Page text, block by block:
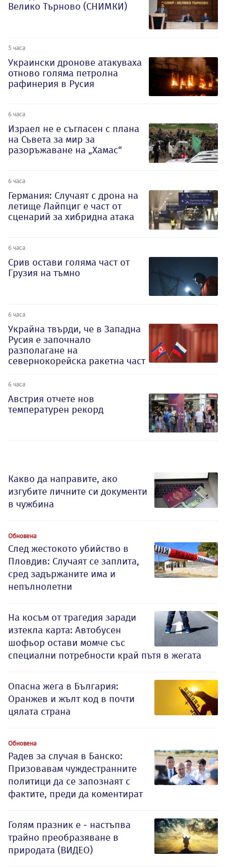
Велико Търново (СНИМКИ)
5 часа
Украински дронове атакуваха
отново голяма петролна
рафинерия в Русия
6 часа
Израел не е съгласен с плана
на Съвета за мир за
разоръжаване на „Хамас“
6 часа
Германия: Случаят с дрона на
летище Лайпциг е част от
сценарий за хибридна атака
6 часа
Срив остави голяма част от
Грузия на тъмно
6 часа
Украйна твърди, че в Западна
Русия е започнало
разполагане на
севернокорейска ракетна част
6 часа
Австрия отчете нов
температурен рекорд
Какво да направите, ако
изгубите личните си документи
в чужбина
Обновена
След жестокото убийство в
Пловдив: Случаят се заплита,
сред задържаните има и
непълнолетни
На косъм от трагедия заради
изтекла карта: Автобусен
шофьор остави момче със
специални потребности край пътя в жегата
Опасна жега в България:
Оранжев и жълт код в почти
цялата страна
Обновена
Радев за случая в Банско:
Призовавам чуждестранните
политици да се запознаят с
фактите, преди да коментират
Голям празник е - настъпва
трайно преобразяване в
природата (ВИДЕО)